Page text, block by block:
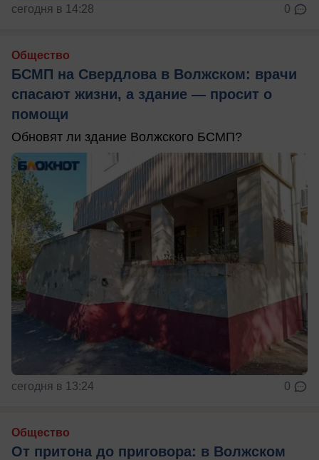
сегодня в 14:28 0
Общество
БСМП на Свердлова в Волжском: врачи
спасают жизни, а здание — просит о
помощи
Обновят ли здание Волжского БСМП?
сегодня в 13:24 0
Общество
От притона до приговора: в Волжском